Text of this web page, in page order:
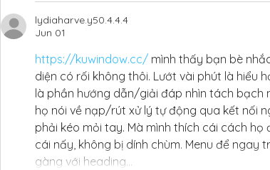
lydiaharve.y50.4.4.4
Jun 01
https://kuwindow.cc/ mình thấy bạn bè
diện có rối không thôi. Lướt vài phút là hiểu
là phần hướng dẫn/giải đáp nhìn tách bạch
họ nói về nạp/rút xử lý tự động qua kết nối
phải kéo mỏi tay. Mà mình thích cái cách
cái nấy, không bị dính chùm. Menu để
gàng với heading…